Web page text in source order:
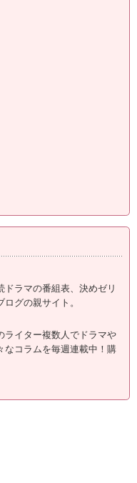
ラマの番組表、決めゼリ
グの親サイト。
ライター複数人でドラマや
なコラムを毎週連載中！購